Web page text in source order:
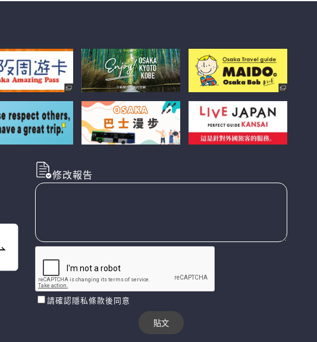
修改報告
請確認隱私條款後同意